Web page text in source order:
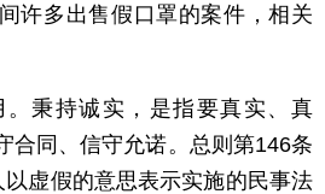
许多出售假口罩的案件，相关
秉持诚实，是指要真实、真
合同、信守允诺。总则第146条
以虚假的意思表示实施的民事法